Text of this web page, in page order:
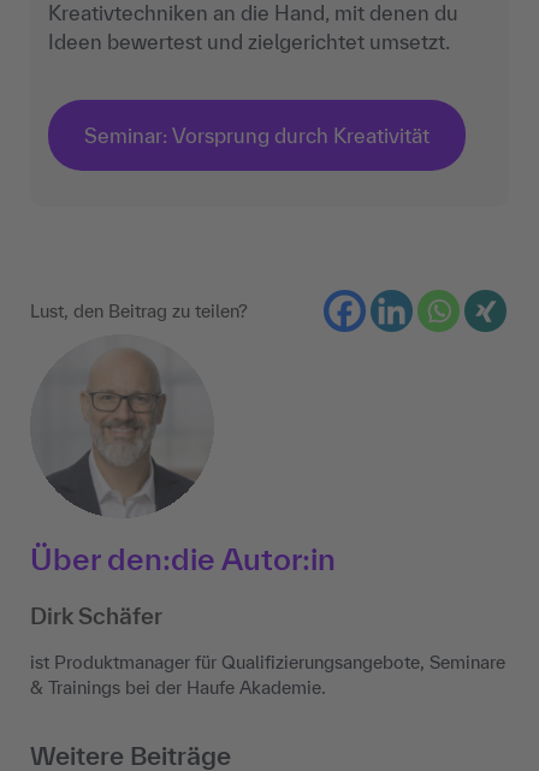
Kreativtechniken an die Hand, mit denen du
Ideen bewertest und zielgerichtet umsetzt.
Seminar: Vorsprung durch Kreativität
Lust, den Beitrag zu teilen?
Über den:die Autor:in
Dirk Schäfer
ist Produktmanager für Qualifizierungsangebote, Seminare
& Trainings bei der Haufe Akademie.
Weitere Beiträge